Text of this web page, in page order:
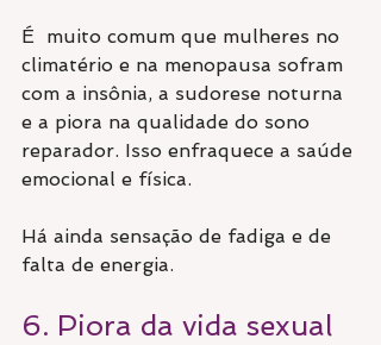
É  muito comum que mulheres no
climatério e na menopausa sofram
com a insônia, a sudorese noturna
e a piora na qualidade do sono
reparador. Isso enfraquece a saúde
emocional e física.
Há ainda sensação de fadiga e de
falta de energia.
6. Piora da vida sexual